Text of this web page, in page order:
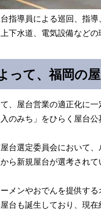
指導員による巡回、指
下水道、電気設備などの
って、福岡の
、屋台営業の適正化に
のみち」をひらく屋台公
台選定委員会において
ら新規屋台が選考されて
メンやおでんを提供す
台も誕生しており、現